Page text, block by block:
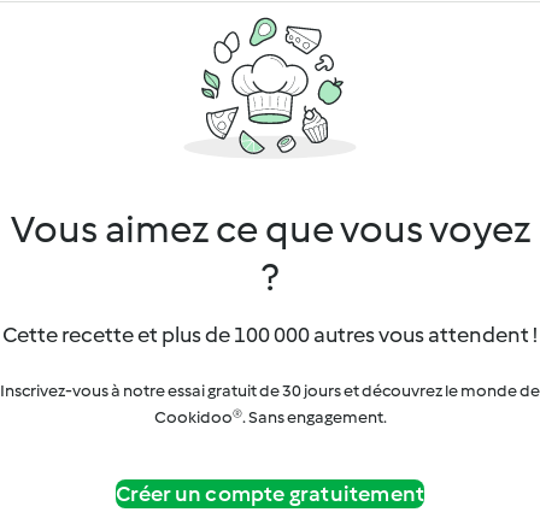
Vous aimez ce que vous voyez
?
Cette recette et plus de 100 000 autres vous attendent !
Inscrivez-vous à notre essai gratuit de 30 jours et découvrez le monde de
Cookidoo®. Sans engagement.
Créer un compte gratuitement